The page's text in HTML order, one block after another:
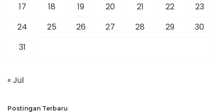
17
18 19 20 21 22
23
24
25 26 27 28 29
30
31
« Jul
Postingan Terbaru